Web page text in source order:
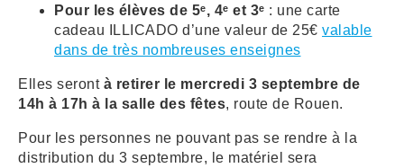
Pour les élèves de 5ᵉ, 4ᵉ et 3ᵉ : une carte
cadeau ILLICADO d’une valeur de 25€ valable
dans de très nombreuses enseignes
Elles seront à retirer le mercredi 3 septembre de
14h à 17h à la salle des fêtes, route de Rouen.
Pour les personnes ne pouvant pas se rendre à la
distribution du 3 septembre, le matériel sera